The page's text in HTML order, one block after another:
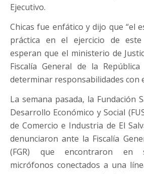
Ejecutivo.
Chicas fue enfático y dijo que “el
práctica en el ejercicio de
esperan que el ministerio de
Fiscalía General de la
determinar responsabilidades con
La semana pasada, la Fundación
Desarrollo Económico y Social
de Comercio e Industria de El
denunciaron ante la Fiscalía
(FGR) que encontraron en
micrófonos conectados a una